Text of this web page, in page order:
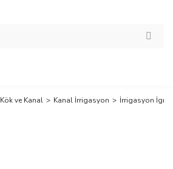
Kök ve Kanal Kanal İrrigasyon İrrigasyon